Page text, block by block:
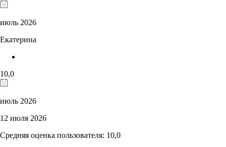
июль 2026
Екатерина
10,0
июль 2026
12 июля 2026
Средняя оценка пользователя: 10,0